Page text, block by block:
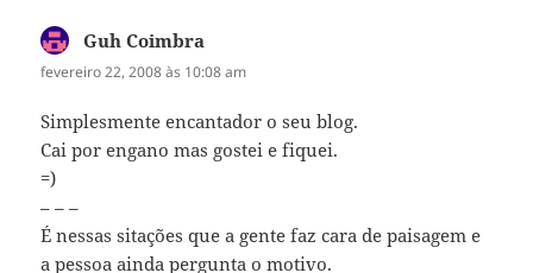
Guh Coimbra
fevereiro 22, 2008 às 10:08 am
Simplesmente encantador o seu blog.
Cai por engano mas gostei e fiquei.
=)
– – –
É nessas sitações que a gente faz cara de paisagem e
a pessoa ainda pergunta o motivo.